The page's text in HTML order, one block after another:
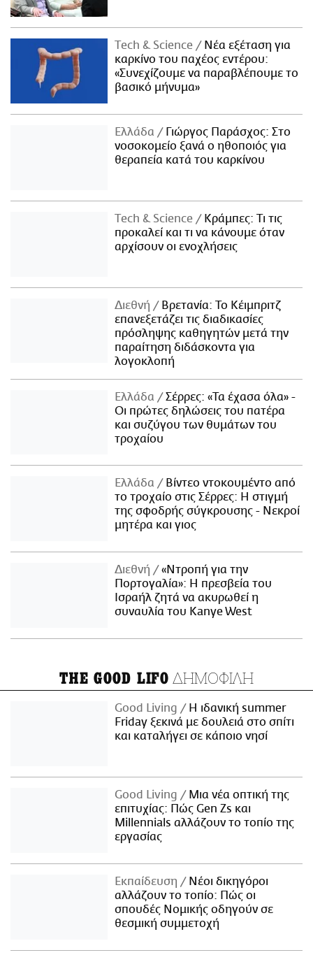
Τech & Science
Νέα εξέταση για
καρκίνο του παχέος εντέρου:
«Συνεχίζουμε να παραβλέπουμε το
βασικό μήνυμα»
Ελλάδα
Γιώργος Παράσχος: Στο
νοσοκομείο ξανά ο ηθοποιός για
θεραπεία κατά του καρκίνου
Τech & Science
Κράμπες: Τι τις
προκαλεί και τι να κάνουμε όταν
αρχίσουν οι ενοχλήσεις
Διεθνή
Βρετανία: Το Κέιμπριτζ
επανεξετάζει τις διαδικασίες
πρόσληψης καθηγητών μετά την
παραίτηση διδάσκοντα για
λογοκλοπή
Ελλάδα
Σέρρες: «Τα έχασα όλα» -
Οι πρώτες δηλώσεις του πατέρα
και συζύγου των θυμάτων του
τροχαίου
Ελλάδα
Βίντεο ντοκουμέντο από
το τροχαίο στις Σέρρες: Η στιγμή
της σφοδρής σύγκρουσης - Νεκροί
μητέρα και γιος
Διεθνή
«Ντροπή για την
Πορτογαλία»: Η πρεσβεία του
Ισραήλ ζητά να ακυρωθεί η
συναυλία του Kanye West
THE GOOD LIFO ΔΗΜΟΦΙΛΗ
Good Living
Η ιδανική summer
Friday ξεκινά με δουλειά στο σπίτι
και καταλήγει σε κάποιο νησί
Good Living
Μια νέα οπτική της
επιτυχίας: Πώς Gen Zs και
Millennials αλλάζουν το τοπίο της
εργασίας
Εκπαίδευση
Νέοι δικηγόροι
αλλάζουν το τοπίο: Πώς οι
σπουδές Νομικής οδηγούν σε
θεσμική συμμετοχή